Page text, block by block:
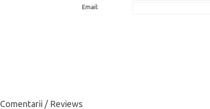
Email:
Comentarii / Reviews